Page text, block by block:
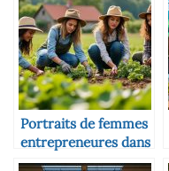
Portraits de femmes
entrepreneures dans
l’agriculture à Niort